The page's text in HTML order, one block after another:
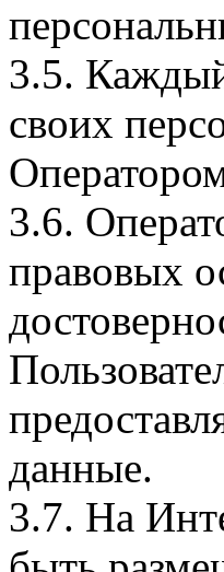
3.5.
своих
3.6.
правовых
данные.
3.7. На